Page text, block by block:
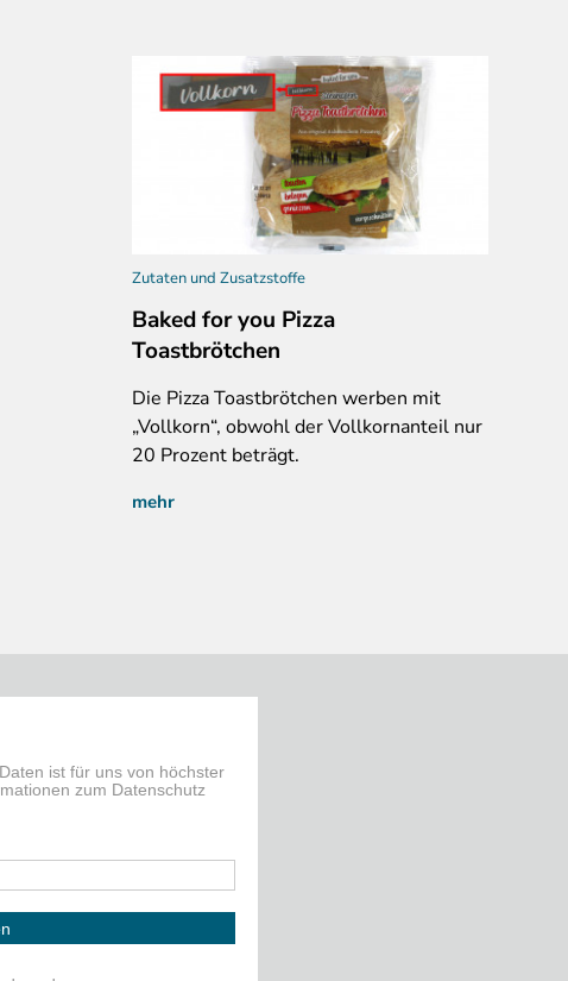
Zutaten und Zusatzstoffe
Baked for you Pizza
Toastbrötchen
Die Pizza Toastbrötchen werben mit
„Vollkorn“, obwohl der Vollkornanteil nur
20 Prozent beträgt.
mehr